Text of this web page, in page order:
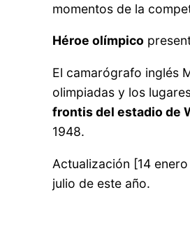
momentos de la
Héroe olímpico
El camarógrafo inglés
olimpiadas y los
frontis del estadio de
1948.
Actualización [14
julio de este año.